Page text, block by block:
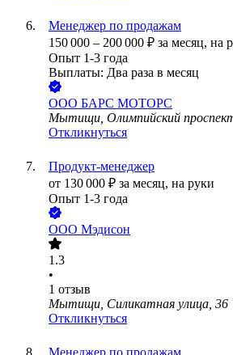
Менеджер по продажам
150 000 – 200 000 ₽ за месяц, на
Опыт 1-3 года
Выплаты: Два раза в месяц
ООО БАРС МОТОРС
Мытищи, Олимпийский
Откликнуться
Продукт-менеджер
от 130 000 ₽ за месяц, на руки
Опыт 1-3 года
ООО Мэдисон
1.3
•
1 отзыв
Мытищи, Силикатная улица, 36
Откликнуться